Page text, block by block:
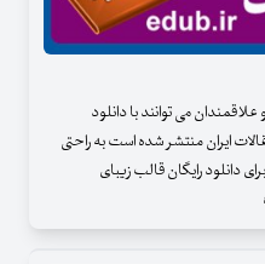
می توانند با دانلود
ایران منتشر شده است به راحتی
دانلود رایگان قالب زیبای